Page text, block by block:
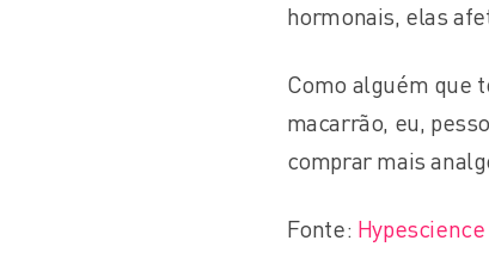
hormonais, elas
Como alguém que
macarrão, eu,
comprar mais
Fonte: Hypescience